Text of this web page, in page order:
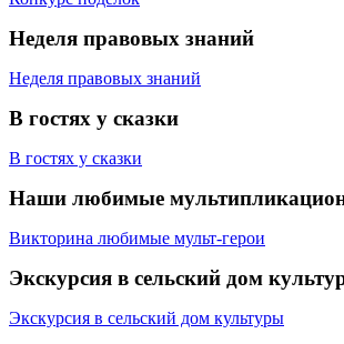
Неделя правовых знаний
Неделя правовых знаний
В гостях у сказки
В гостях у сказки
Наши любимые
Викторина любимые мульт-герои
Экскурсия в сельский дом
Экскурсия в сельский дом культуры